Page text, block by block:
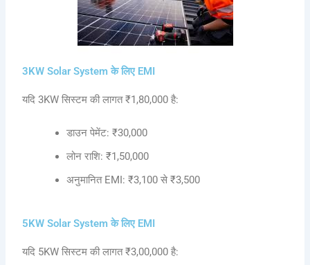
3KW Solar System के लिए EMI
यदि 3KW सिस्टम की लागत ₹1,80,000 है:
डाउन पेमेंट: ₹30,000
लोन राशि: ₹1,50,000
अनुमानित EMI: ₹3,100 से ₹3,500
5KW Solar System के लिए EMI
यदि 5KW सिस्टम की लागत ₹3,00,000 है: